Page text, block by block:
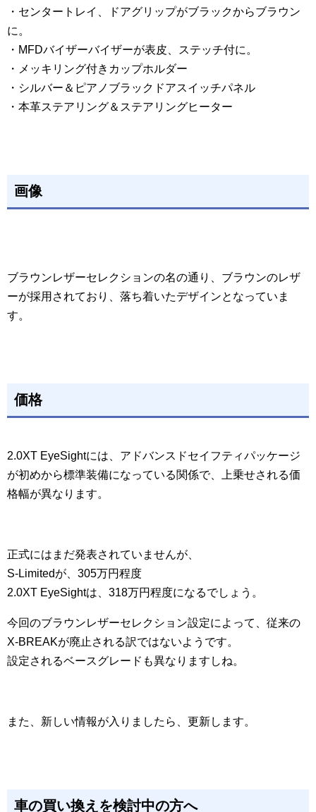
・センタートレイ、ドアグリップがブラックからブラウン
に。
・MFDバイザーバイザーが表皮、ステッチ付に。
・メッキリング付きカップホルダー
・シルバー＆ピアノブラックドアスイッチパネル
・本革ステアリング＆ステアリングヒーター
画像
ブラウンレザーセレクションの名の通り、ブラウンのレザ
ーが採用されており、落ち着いたデザインとなっていま
す。
価格
2.0XT EyeSightには、アドバンスドセイフティパッケージ
が初めから標準装備になっている関係で、上乗せされる価
格幅が異なります。
正式にはまだ発表されていませんが、
S-Limitedが、305万円程度
2.0XT EyeSightは、318万円程度になるでしょう。
今回のブラウンレザーセレクション設定によって、従来の
X-BREAKが廃止される訳ではないようです。
設定されるベースグレードも異なりますしね。
また、新しい情報が入りましたら、更新します。
車の買い換えを検討中の方へ